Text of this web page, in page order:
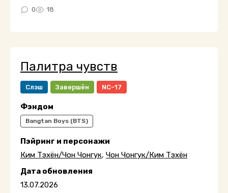
0 18
Палитра чувств
Слэш Завершён NC-17
Фэндом
Bangtan Boys (BTS)
Пэйринг и персонажи
Ким Тэхён/Чон Чонгук, Чон Чонгук/Ким Тэхён
Дата обновления
13.07.2026